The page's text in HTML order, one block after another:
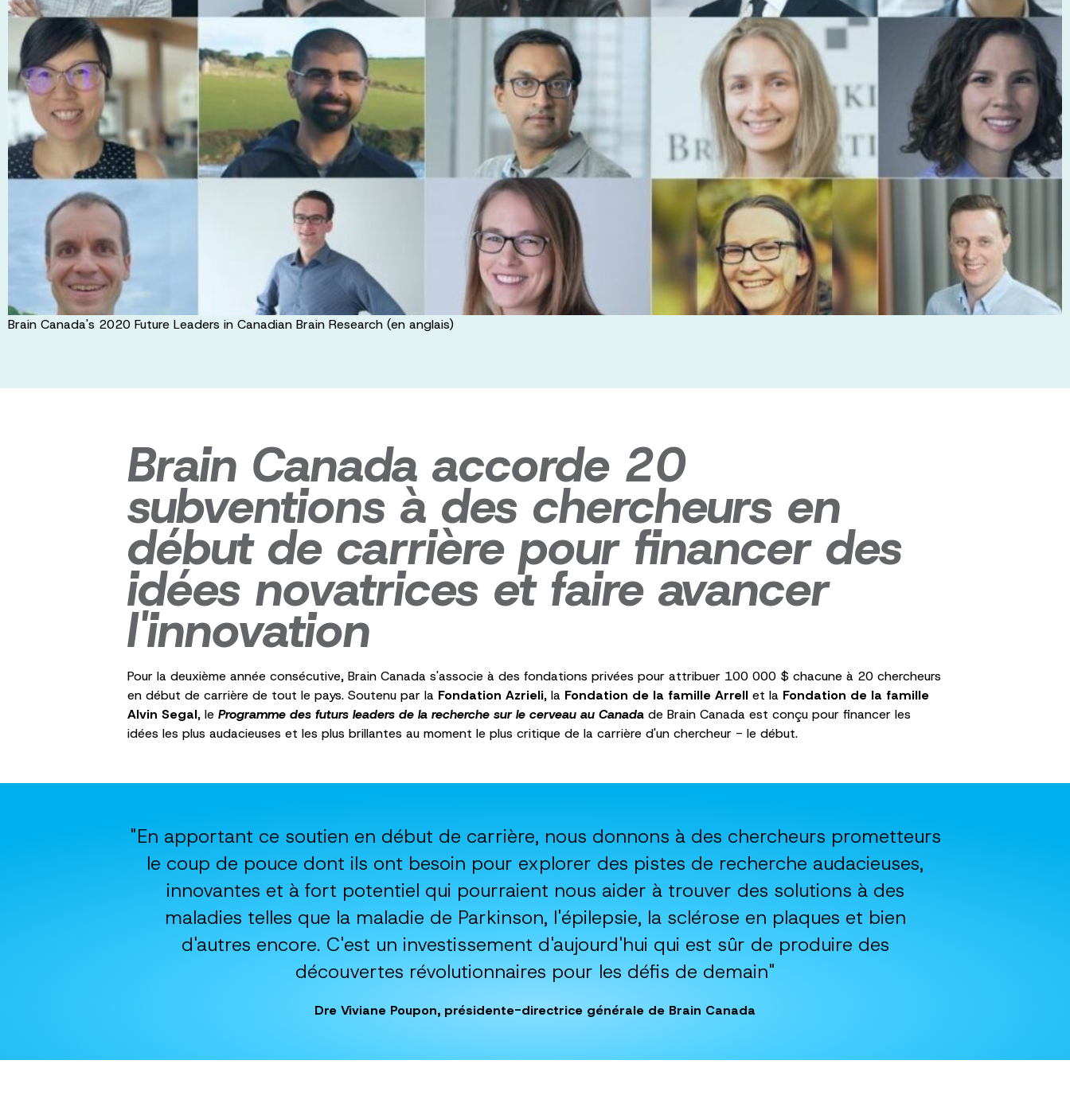
Brain Canada's 2020 Future Leaders in Canadian Brain Research (en anglais)
Brain Canada accorde 20
subventions à des chercheurs en
début de carrière pour financer des
idées novatrices et faire avancer
l'innovation
Pour la deuxième année consécutive, Brain Canada s'associe à des fondations privées pour attribuer 100 000 $ chacune à 20 chercheurs
en début de carrière de tout le pays. Soutenu par la Fondation Azrieli, la Fondation de la famille Arrell et la Fondation de la famille
Alvin Segal, le Programme des futurs leaders de la recherche sur le cerveau au Canada de Brain Canada est conçu pour financer les
idées les plus audacieuses et les plus brillantes au moment le plus critique de la carrière d'un chercheur - le début.
"En apportant ce soutien en début de carrière, nous donnons à des chercheurs prometteurs
le coup de pouce dont ils ont besoin pour explorer des pistes de recherche audacieuses,
innovantes et à fort potentiel qui pourraient nous aider à trouver des solutions à des
maladies telles que la maladie de Parkinson, l'épilepsie, la sclérose en plaques et bien
d'autres encore. C'est un investissement d'aujourd'hui qui est sûr de produire des
découvertes révolutionnaires pour les défis de demain"
Dre Viviane Poupon, présidente-directrice générale de Brain Canada